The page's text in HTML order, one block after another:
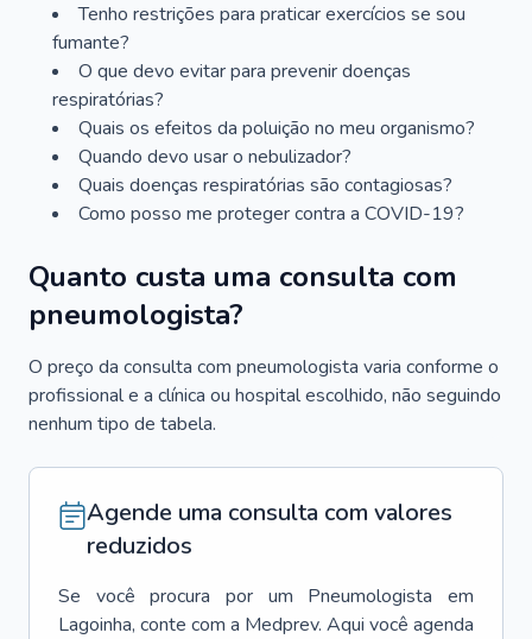
Tenho restrições para praticar exercícios se sou
fumante?
O que devo evitar para prevenir doenças
respiratórias?
Quais os efeitos da poluição no meu organismo?
Quando devo usar o nebulizador?
Quais doenças respiratórias são contagiosas?
Como posso me proteger contra a COVID-19?
Quanto custa uma consulta com
pneumologista?
O preço da consulta com pneumologista varia conforme o
profissional e a clínica ou hospital escolhido, não seguindo
nenhum tipo de tabela.
Agende uma consulta com valores
reduzidos
Se você procura por um Pneumologista
em
Lagoinha, conte com a Medprev. Aqui você agenda